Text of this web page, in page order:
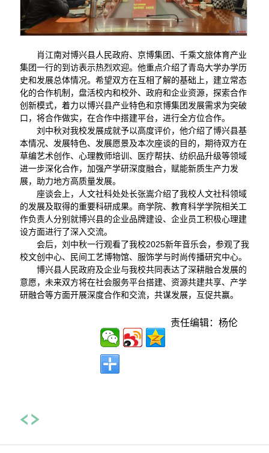
肖江南对博兴县人民政府、京博集团、千乘文旅体育产业
集团一行的到访表示热烈欢迎。他重点介绍了青岛大学办学历
史和发展总体情况。希望双方在互相了解的基础上，建立常态
化的合作机制，盘活校内和校外、政府和企业资源，探索合作
创新模式，着力以博兴县产业特色和京博集团发展需求为突破
口，将合作做实，在合作中搭建平台，进行全方位合作。
刘中秋对我校发展成就予以高度评价，他介绍了博兴县基
本情况、发展特色、发展愿景及本次座谈的目的，期待双方在
草编艺术创作、心理教师培训、医疗帮扶、纺织品升级等领域
进一步深化合作，加强产学研深度融合，赋能新质生产力发
展，助力地方高质量发展。
座谈会上，人文社科处处长张嵩介绍了我校人文社科领域
的发展及取得的重要科研成果。商学院、教育科学学院相关工
作负责人分别就博兴县的企业品牌建设、企业员工积极心理建
设方面进行了深入交流。
会后，刘中秋一行观看了我校2025新年音乐会，参观了我
校文创中心、民间工艺博物馆、服饰学与时尚传播研究中心。
博兴县人民政府及企业与我校共同表达了深耕融合发展的
意愿，未来双方将在社会服务平台搭建、资源共建共享、产学
研融合等方面开展深度合作和交流，共谋发展，互促共赢。
责任编辑：杨伦